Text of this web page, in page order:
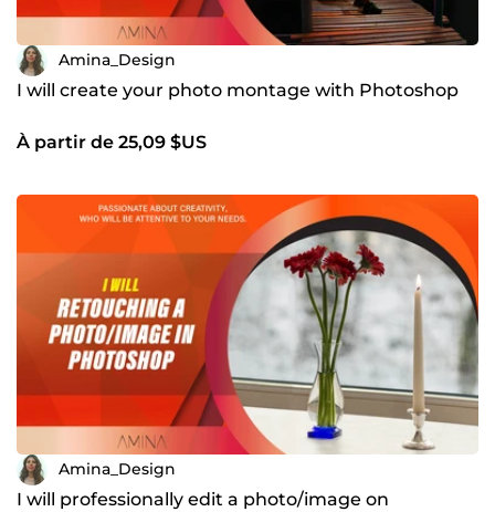
Amina_Design
I will create your photo montage with Photoshop
À partir de 25,09 $US
Amina_Design
I will professionally edit a photo/image on